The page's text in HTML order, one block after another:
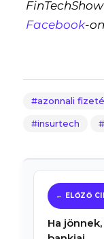
Facebook-
azonnali
insurtech
Ha